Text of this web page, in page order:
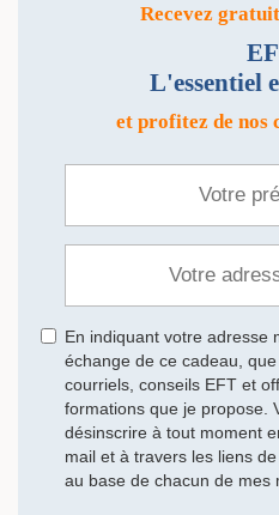
Recevez
L'essentiel
et profitez de nos
En indiquant votre adresse
échange de ce cadeau,
courriels, conseils EFT et
formations que je propose.
désinscrire à tout moment
mail et à travers les liens
au base de chacun de mes